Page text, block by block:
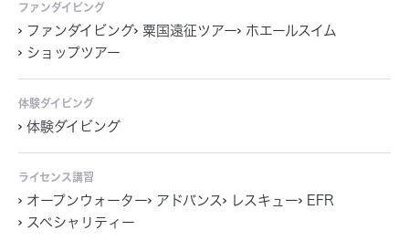
ファンダイビング
ファンダイビング 粟国遠征ツアー
ホエールスイム
ショップツアー
体験ダイビング
体験ダイビング
ライセンス講習
オープンウォーター アドバンス レスキュー
EFR
スペシャリティー